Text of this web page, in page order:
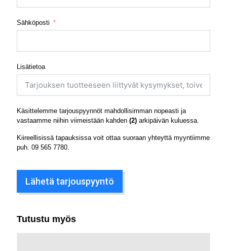
Sähköposti
Lisätietoa
Käsittelemme tarjouspyynnöt mahdollisimman nopeasti ja
vastaamme niihin viimeistään kahden (2) arkipäivän kuluessa.
Kiireellisissä tapauksissa voit ottaa suoraan yhteyttä myyntiimme
puh. 09 565 7780
Lähetä tarjouspyyntö
Tutustu myös